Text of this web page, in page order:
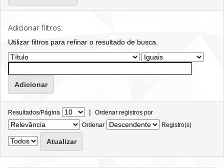
Adicionar filtros:
Utilizar filtros para refinar o resultado de busca.
Resultados/Página | Ordenar registros por
Ordenar
Registro(s)